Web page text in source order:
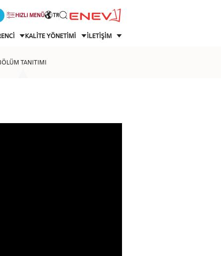
HIZLI MENÜ TR
KALİTE YÖNETİMİ İLETİŞİM
TANITIMI